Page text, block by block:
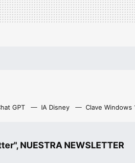
GPT IA Disney Clave Windows
NUESTRA NEWSLETTER